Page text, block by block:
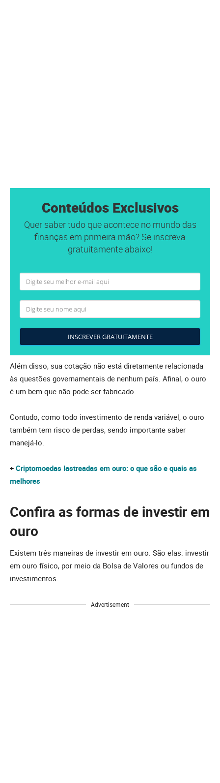
Conteúdos Exclusivos
Quer saber tudo que acontece no mundo das
finanças em primeira mão? Se inscreva
gratuitamente abaixo!
INSCREVER GRATUITAMENTE
Além disso, sua cotação não está diretamente relacionada
às questões governamentais de nenhum país. Afinal, o ouro
é um bem que não pode ser fabricado.
Contudo, como todo investimento de renda variável, o ouro
também tem risco de perdas, sendo importante saber
manejá-lo.
+ Criptomoedas lastreadas em ouro: o que são e quais as
melhores
Confira as formas de investir em
ouro
Existem três maneiras de investir em ouro. São elas: investir
em ouro físico, por meio da Bolsa de Valores ou fundos de
investimentos.
Advertisement